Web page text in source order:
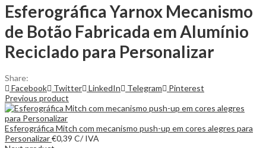
Esferográfica Yarnox Mecanismo
de Botão Fabricada em Alumínio
Reciclado para Personalizar
Share:
Facebook
Twitter LinkedIn Telegram
Pinterest
Previous product
Esferográfica Mitch com mecanismo push-up em cores alegres para
Personalizar€0,39 C/ IVA